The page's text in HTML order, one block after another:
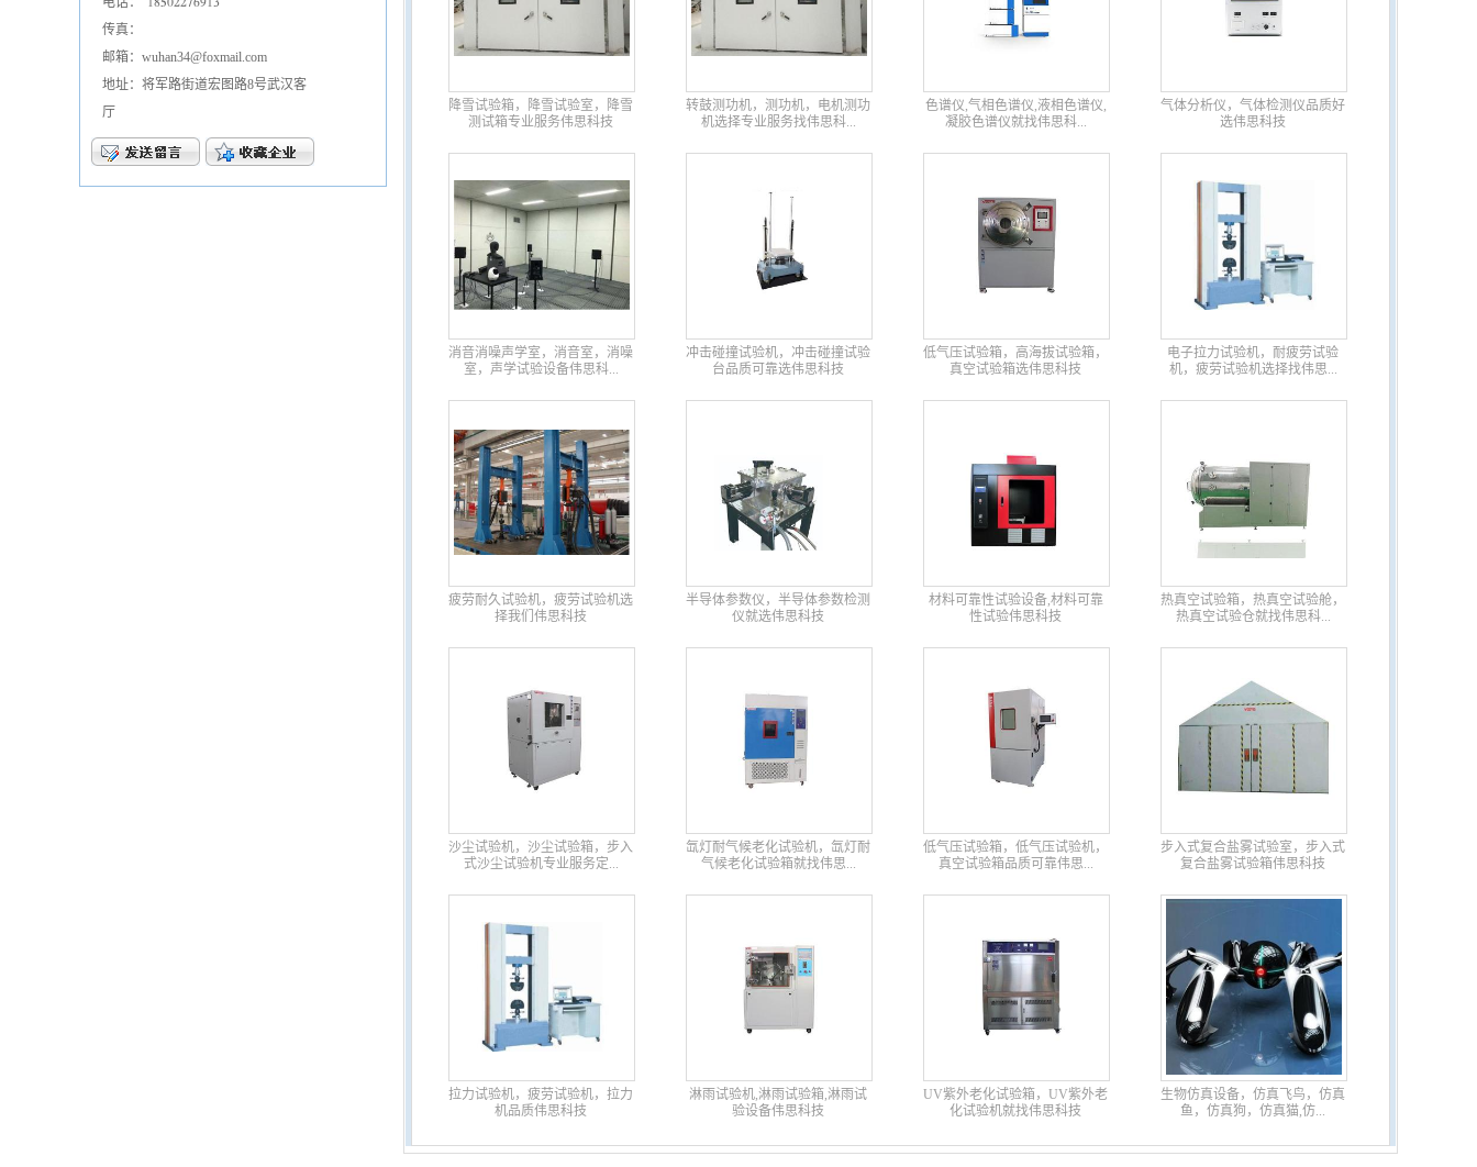
传真：
邮箱：wuhan34@foxmail.com
地址：将军路街道宏图路8号武汉客
厅
降雪试验箱，降雪试验室，降雪
测试箱专业服务伟思科技
转鼓测功机，测功机，电机测功
机选择专业服务找伟思科...
色谱仪,气相色谱仪,液相色谱仪,
凝胶色谱仪就找伟思科...
气体分析仪，气体检测仪品质好
选伟思科技
消音消噪声学室，消音室，消噪
室，声学试验设备伟思科...
冲击碰撞试验机，冲击碰撞试验
台品质可靠选伟思科技
低气压试验箱，高海拔试验箱，
真空试验箱选伟思科技
电子拉力试验机，耐疲劳试验
机，疲劳试验机选择找伟思...
疲劳耐久试验机，疲劳试验机选
择我们伟思科技
半导体参数仪，半导体参数检测
仪就选伟思科技
材料可靠性试验设备,材料可靠
性试验伟思科技
热真空试验箱，热真空试验舱，
热真空试验仓就找伟思科...
沙尘试验机，沙尘试验箱，步入
式沙尘试验机专业服务定...
氙灯耐气候老化试验机，氙灯耐
气候老化试验箱就找伟思...
低气压试验箱，低气压试验机，
真空试验箱品质可靠伟思...
步入式复合盐雾试验室，步入式
复合盐雾试验箱伟思科技
拉力试验机，疲劳试验机，拉力
机品质伟思科技
淋雨试验机,淋雨试验箱,淋雨试
验设备伟思科技
UV紫外老化试验箱，UV紫外老
化试验机就找伟思科技
生物仿真设备，仿真飞鸟，仿真
鱼，仿真狗，仿真猫,仿...